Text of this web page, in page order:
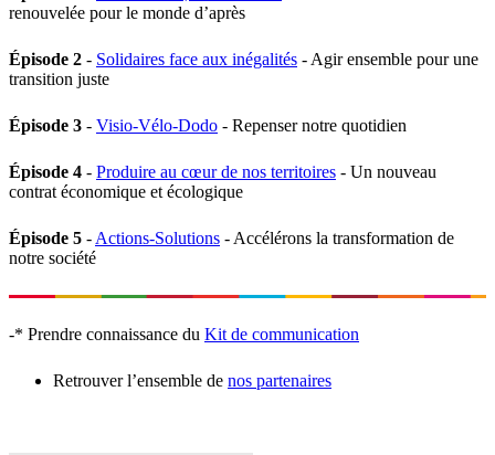
renouvelée pour le monde d’après
Épisode 2 - Solidaires face aux inégalités - Agir ensemble pour une
transition juste
Épisode 3 - Visio-Vélo-Dodo - Repenser notre quotidien
Épisode 4 - Produire au cœur de nos territoires - Un nouveau
contrat économique et écologique
Épisode 5 - Actions-Solutions - Accélérons la transformation de
notre société
-* Prendre connaissance du Kit de communication
Retrouver l’ensemble de nos partenaires